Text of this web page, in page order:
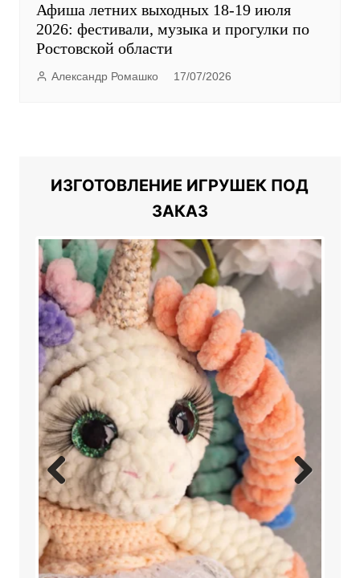
Афиша летних выходных 18-19 июля
2026: фестивали, музыка и прогулки по
Ростовской области
Александр Ромашко 17/07/2026
ИЗГОТОВЛЕНИЕ ИГРУШЕК ПОД
ЗАКАЗ
Previ
ous
Next